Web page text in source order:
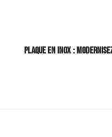
Plaque en inox :